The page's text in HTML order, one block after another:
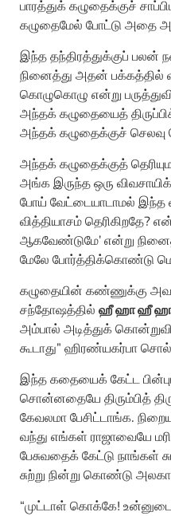
பாரத்துக் கழுதைக்குச்
கழுதைமேல் போட்டு அதை
இந்த தந்திரத்துக்குப் பலன்
நினைத்து அதன் பக்கத்தில்
கொழுகொழு என்று
அந்தக் கழுதையைத்
அந்தக் கழுதைக்குச் செலவு
அந்தக் கழுதைக்குத்
அங்க இருந்த ஒரு
போய் வேட்டையாடாமல் இந்த
வித்தியாசம்
ஆகவேண்டுமே’ என்று
மேலே போர்த்திக்கொண்டு
கழுதையின் கண்ணுக்கு
சந்தோஷத்தில் ஹீ ஹா ஹீ
அம்பால் அடித்துக்
கூடாது” ஹிரண்யகர்பா
இந்த கதையைக் கேட்ட
சொன்னதையே திரும்பித்
கேவலமா பேசிட்டாங்க.
வந்து எங்கள் ராஜாவையே
பேசுவதைக் கேட்டு நாங்கள்
சுற்று நின்று கொண்டு
“முட்டாள் கொக்கே!